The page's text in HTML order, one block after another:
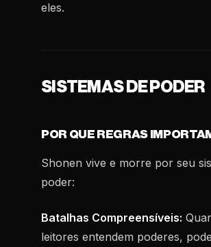
eles.
SISTEMAS DE PODER
POR QUE REGRAS
Shonen vive e morre por seu
poder:
Batalhas Compreensíveis:
leitores entendem poderes,